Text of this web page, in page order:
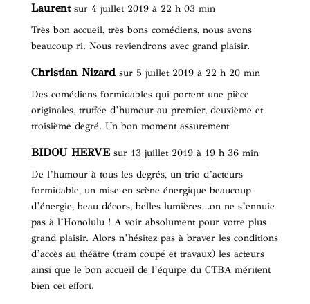
Laurent sur 4 juillet 2019 à 22 h 03 min
Très bon accueil, très bons comédiens, nous avons
beaucoup ri. Nous reviendrons avec grand plaisir.
Christian Nizard sur 5 juillet 2019 à 22 h 20 min
Des comédiens formidables qui portent une pièce
originales, truffée d’humour au premier, deuxième et
troisième degré. Un bon moment assurement
BIDOU HERVE sur 13 juillet 2019 à 19 h 36 min
De l’humour à tous les degrés, un trio d’acteurs
formidable, un mise en scène énergique beaucoup
d’énergie, beau décors, belles lumières…on ne s’ennuie
pas à l’Honolulu ! A voir absolument pour votre plus
grand plaisir. Alors n’hésitez pas à braver les conditions
d’accès au théâtre (tram coupé et travaux) les acteurs
ainsi que le bon accueil de l’équipe du CTBA méritent
bien cet effort.